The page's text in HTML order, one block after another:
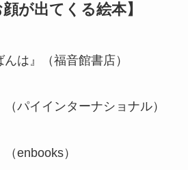
が出てくる絵本】
んは』（福音館書店）
（パイインターナショナル）
enbooks）